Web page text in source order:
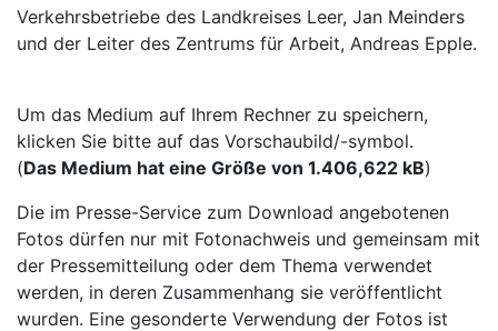
Verkehrsbetriebe des Landkreises Leer, Jan Meinders
und der Leiter des Zentrums für Arbeit, Andreas Epple.
Um das Medium auf Ihrem Rechner zu speichern,
klicken Sie bitte auf das Vorschaubild/-symbol.
(Das Medium hat eine Größe von 1.406,622 kB)
Die im Presse-Service zum Download angebotenen
Fotos dürfen nur mit Fotonachweis und gemeinsam mit
der Pressemitteilung oder dem Thema verwendet
werden, in deren Zusammenhang sie veröffentlicht
wurden. Eine gesonderte Verwendung der Fotos ist